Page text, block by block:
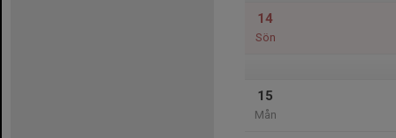
14
Sön
15
Mån